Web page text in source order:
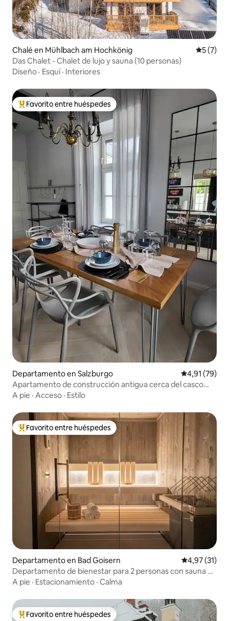
Chalé en Mühlbach am Hochkönig
5 (7)
Das Chalet - Chalet de lujo y sauna (10 personas)
Diseño · Esquí· Interiores
Favorito entre los huéspedes más destacados
Favorito entre huéspedes
Departamento en Salzburgo Calificación
4,91 (79)
Apartamento de construcción antigua cerca del casco
antiguo
A pie · Acceso · Estilo
Favorito entre los huéspedes más destacados
Favorito entre huéspedes
Departamento en Bad Goisern Calificación
4,97 (31)
Departamento de bienestar para 2 personas con sauna y
vista panorámica de 180°
A pie · Estacionamiento · Calma
Favorito entre los huéspedes más destacados
Favorito entre huéspedes